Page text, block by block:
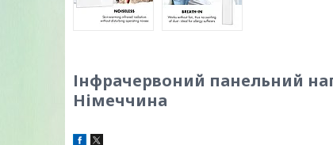
Інфрачервоний панельний
Німеччина